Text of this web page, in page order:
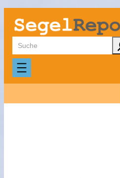
Zum
Inhalt
springen
Suchen